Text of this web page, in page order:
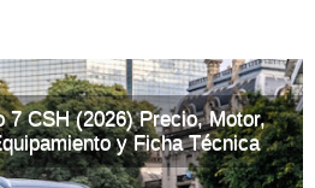
7 CSH (2026) Precio, Motor,
y Ficha Técnica